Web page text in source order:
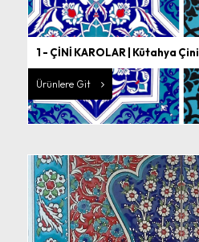
1 - ÇİNİ KAROLAR | Kütahya Çini
Ürünlere Git